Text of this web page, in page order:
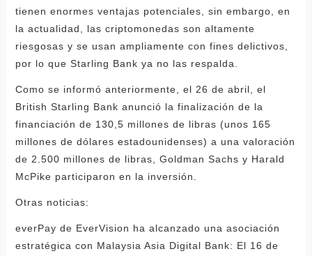
tienen enormes ventajas potenciales, sin embargo, en
la actualidad, las criptomonedas son altamente
riesgosas y se usan ampliamente con fines delictivos,
por lo que Starling Bank ya no las respalda.
Como se informó anteriormente, el 26 de abril, el
British Starling Bank anunció la finalización de la
financiación de 130,5 millones de libras (unos 165
millones de dólares estadounidenses) a una valoración
de 2.500 millones de libras, Goldman Sachs y Harald
McPike participaron en la inversión.
Otras noticias:
everPay de EverVision ha alcanzado una asociación
estratégica con Malaysia Asia Digital Bank: El 16 de